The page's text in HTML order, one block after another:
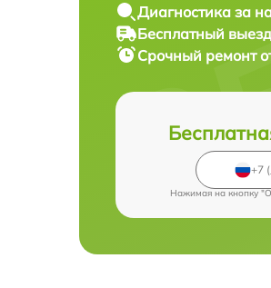
Диагностика за
Бесплатный
Срочный ремонт
Нажимая на кнопку